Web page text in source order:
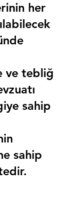
her
ve tebliğ
sahip
sahip